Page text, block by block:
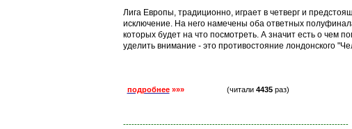
Лига Европы, традиционно, играет в четверг и
исключение. На него намечены оба ответных
которых будет на что посмотреть. А значит есть о чем
уделить внимание - это противостояние лондонского
подробнее »»» (читали 4435раз)
---------------------------------------------------------------------------------